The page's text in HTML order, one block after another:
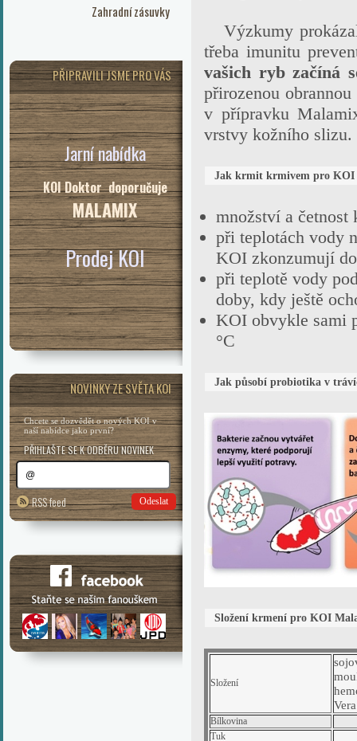
Zahradní zásuvky
PŘIPRAVILI JSME PRO VÁS
Jarní nabídka
KOI Doktor doporučuje
MALAMIX
Prodej KOI
NOVINKY ZE SVĚTA KOI
Chcete se dozvědět o nových KOI v
naší nabídce jako první?
PŘIHLAŠTE SE K ODBĚRU NOVINEK
RSS feed Odeslat
Výzkumy
třeba imunitu
vašich ryb začíná
přirozenou
v přípravku
vrstvy kožního slizu.
Jak krmit krmivem pro
množství a
při teplotách vody
KOI zkonzumují
při teplotě vody
doby, kdy ještě
KOI obvykle sami
°C
Jak působí probiotika v
Složení krmení pro KOI
Složení
Bílkovina
Tuk